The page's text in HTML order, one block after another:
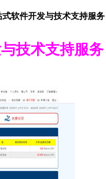
式软件开发与技术支持服务
技术支持服务